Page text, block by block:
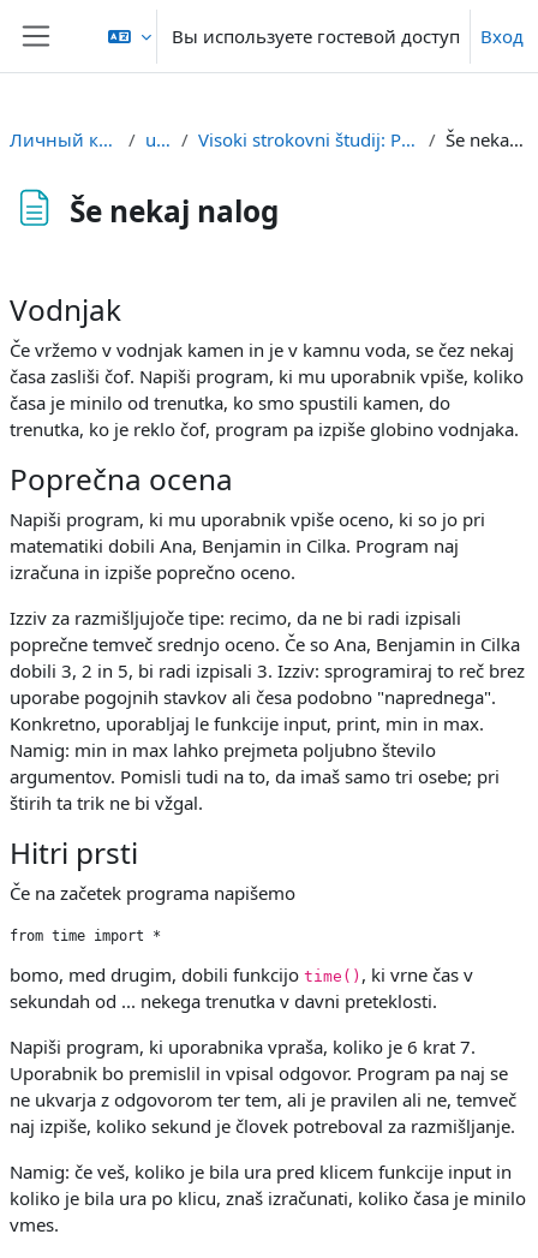
Перейти к основному содержанию
Боковая панель
Вы используете гостевой доступ Вход
Личный кабинет uvod Visoki strokovni študij: Programiranje Še nekaj nalog
Še nekaj nalog
Vodnjak
Če vržemo v vodnjak kamen in je v kamnu voda, se čez nekaj
časa zasliši čof. Napiši program, ki mu uporabnik vpiše, koliko
časa je minilo od trenutka, ko smo spustili kamen, do
trenutka, ko je reklo čof, program pa izpiše globino vodnjaka.
Poprečna ocena
Napiši program, ki mu uporabnik vpiše oceno, ki so jo pri
matematiki dobili Ana, Benjamin in Cilka. Program naj
izračuna in izpiše poprečno oceno.
Izziv za razmišljujoče tipe: recimo, da ne bi radi izpisali
poprečne temveč srednjo oceno. Če so Ana, Benjamin in Cilka
dobili 3, 2 in 5, bi radi izpisali 3. Izziv: sprogramiraj to reč brez
uporabe pogojnih stavkov ali česa podobno "naprednega".
Konkretno, uporabljaj le funkcije input, print, min in max.
Namig: min in max lahko prejmeta poljubno število
argumentov. Pomisli tudi na to, da imaš samo tri osebe; pri
štirih ta trik ne bi vžgal.
Hitri prsti
Če na začetek programa napišemo
from time import *
bomo, med drugim, dobili funkcijo time() , ki vrne čas v
sekundah od ... nekega trenutka v davni preteklosti.
Napiši program, ki uporabnika vpraša, koliko je 6 krat 7.
Uporabnik bo premislil in vpisal odgovor. Program pa naj se
ne ukvarja z odgovorom ter tem, ali je pravilen ali ne, temveč
naj izpiše, koliko sekund je človek potreboval za razmišljanje.
Namig: če veš, koliko je bila ura pred klicem funkcije input in
koliko je bila ura po klicu, znaš izračunati, koliko časa je minilo
vmes.